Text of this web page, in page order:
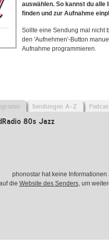
auswählen. So kannst du alle
finden und zur Aufnahme
Sollte eine Sendung mal nicht
den 'Aufnehmen'-Button
Aufnahme programmieren.
Sendungen A-Z
80s Jazz
phonostar hat keine Informationen
die Website des Senders, um